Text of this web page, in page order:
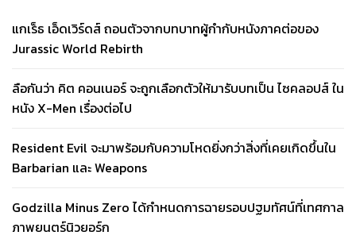
แกเร็ธ เอ็ดเวิร์ดส์ ถอนตัวจากบทบาทผู้กำกับหนังภาคต่อของ
Jurassic World Rebirth
ลือกันว่า คิต คอนเนอร์ จะถูกเลือกตัวให้มารับบทเป็น ไซคลอปส์ ใน
หนัง X-Men เรื่องต่อไป
Resident Evil จะมาพร้อมกับความโหดยิ่งกว่าสิ่งที่เคยเกิดขึ้นใน
Barbarian และ Weapons
Godzilla Minus Zero ได้กำหนดการฉายรอบปฐมทัศน์ที่เทศกาล
ภาพยนตร์นิวยอร์ก